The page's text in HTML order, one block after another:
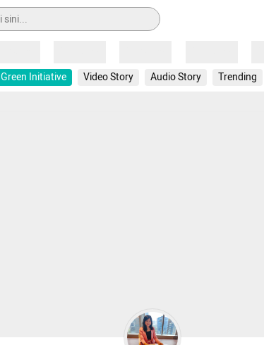
Green Initiative Video Story Audio Story Trending